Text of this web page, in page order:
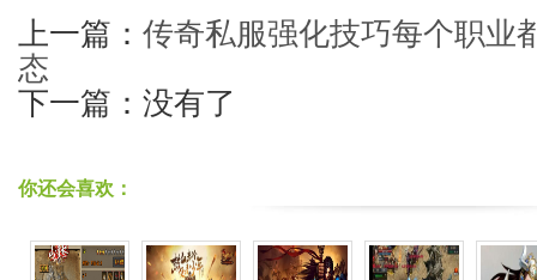
上一篇： 传奇私服强化技巧每个职业
态
下一篇：没有了
你还会喜欢：